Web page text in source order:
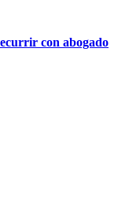
con abogado